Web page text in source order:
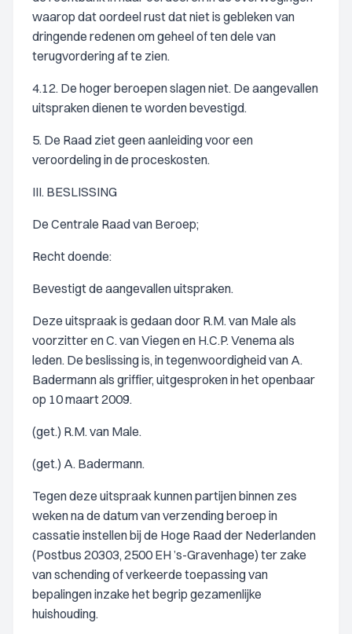
waarop dat oordeel rust dat niet is gebleken van
dringende redenen om geheel of ten dele van
terugvordering af te zien.
4.12. De hoger beroepen slagen niet. De aangevallen
uitspraken dienen te worden bevestigd.
5. De Raad ziet geen aanleiding voor een
veroordeling in de proceskosten.
III. BESLISSING
De Centrale Raad van Beroep;
Recht doende:
Bevestigt de aangevallen uitspraken.
Deze uitspraak is gedaan door R.M. van Male als
voorzitter en C. van Viegen en H.C.P. Venema als
leden. De beslissing is, in tegenwoordigheid van A.
Badermann als griffier, uitgesproken in het openbaar
op 10 maart 2009.
(get.) R.M. van Male.
(get.) A. Badermann.
Tegen deze uitspraak kunnen partijen binnen zes
weken na de datum van verzending beroep in
cassatie instellen bij de Hoge Raad der Nederlanden
(Postbus 20303, 2500 EH ’s-Gravenhage) ter zake
van schending of verkeerde toepassing van
bepalingen inzake het begrip gezamenlijke
huishouding.